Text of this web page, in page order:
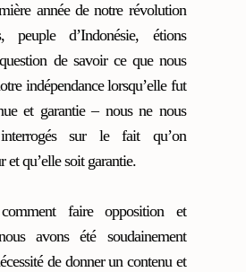
année de notre révolution
peuple d’Indonésie, étions
de savoir ce que nous
indépendance lorsqu’elle fut
et garantie – nous ne nous
sur le fait qu’on
et qu’elle soit garantie.
faire opposition et
avons été soudainement
de donner un contenu et